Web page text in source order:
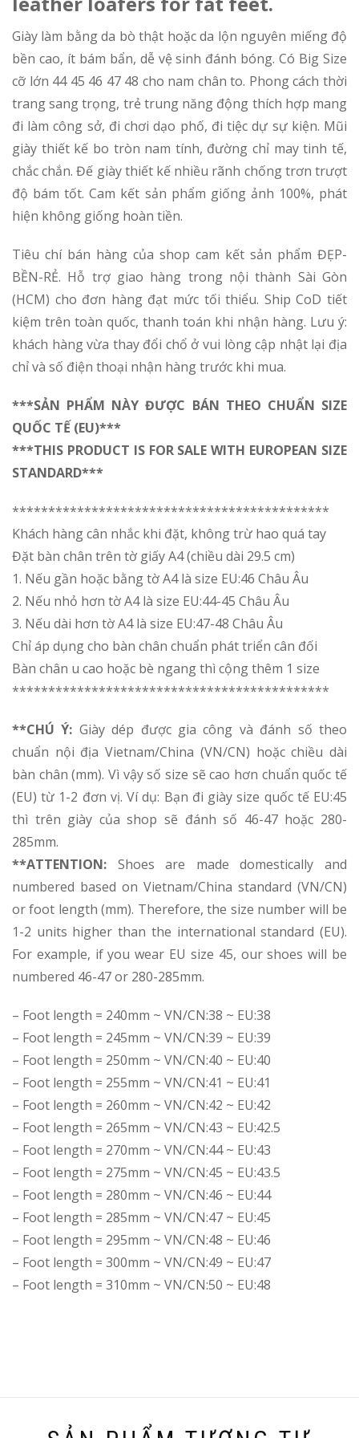
Giày làm bằng da bò thật hoặc da lộn nguyên miếng độ
bền cao, ít bám bẩn, dễ vệ sinh đánh bóng. Có Big Size
cỡ lớn 44 45 46 47 48 cho nam chân to. Phong cách thời
trang sang trọng, trẻ trung năng động thích hợp mang
đi làm công sở, đi chơi dạo phố, đi tiệc dự sự kiện. Mũi
giày thiết kế bo tròn nam tính, đường chỉ may tinh tế,
chắc chắn. Đế giày thiết kế nhiều rãnh chống trơn trượt
độ bám tốt. Cam kết sản phẩm giống ảnh 100%, phát
hiện không giống hoàn tiền.
Tiêu chí bán hàng của shop cam kết sản phẩm ĐẸP-
BỀN-RẺ. Hỗ trợ giao hàng trong nội thành Sài Gòn
(HCM) cho đơn hàng đạt mức tối thiểu. Ship CoD tiết
kiệm trên toàn quốc, thanh toán khi nhận hàng. Lưu ý:
khách hàng vừa thay đổi chổ ở vui lòng cập nhật lại địa
chỉ và số điện thoại nhận hàng trước khi mua.
***SẢN PHẨM NÀY ĐƯỢC BÁN THEO CHUẨN SIZE
QUỐC TẾ (EU)***
***THIS PRODUCT IS FOR SALE WITH EUROPEAN SIZE
STANDARD***
********************************************
Khách hàng cân nhắc khi đặt, không trừ hao quá tay
Đặt bàn chân trên tờ giấy A4 (chiều dài 29.5 cm)
1. Nếu gần hoặc bằng tờ A4 là size EU:46 Châu Âu
2. Nếu nhỏ hơn tờ A4 là size EU:44-45 Châu Âu
3. Nếu dài hơn tờ A4 là size EU:47-48 Châu Âu
Chỉ áp dụng cho bàn chân chuẩn phát triển cân đối
Bàn chân u cao hoặc bè ngang thì cộng thêm 1 size
********************************************
**CHÚ Ý: Giày dép được gia công và đánh số theo
chuẩn nội địa Vietnam/China (VN/CN) hoặc chiều dài
bàn chân (mm). Vì vậy số size sẽ cao hơn chuẩn quốc tế
(EU) từ 1-2 đơn vị. Ví dụ: Bạn đi giày size quốc tế EU:45
thì trên giày của shop sẽ đánh số 46-47 hoặc 280-
285mm.
**ATTENTION: Shoes are made domestically and
numbered based on Vietnam/China standard (VN/CN)
or foot length (mm). Therefore, the size number will be
1-2 units higher than the international standard (EU).
For example, if you wear EU size 45, our shoes will be
numbered 46-47 or 280-285mm.
– Foot length = 240mm ~ VN/CN:38 ~ EU:38
– Foot length = 245mm ~ VN/CN:39 ~ EU:39
– Foot length = 250mm ~ VN/CN:40 ~ EU:40
– Foot length = 255mm ~ VN/CN:41 ~ EU:41
– Foot length = 260mm ~ VN/CN:42 ~ EU:42
– Foot length = 265mm ~ VN/CN:43 ~ EU:42.5
– Foot length = 270mm ~ VN/CN:44 ~ EU:43
– Foot length = 275mm ~ VN/CN:45 ~ EU:43.5
– Foot length = 280mm ~ VN/CN:46 ~ EU:44
– Foot length = 285mm ~ VN/CN:47 ~ EU:45
– Foot length = 295mm ~ VN/CN:48 ~ EU:46
– Foot length = 300mm ~ VN/CN:49 ~ EU:47
– Foot length = 310mm ~ VN/CN:50 ~ EU:48